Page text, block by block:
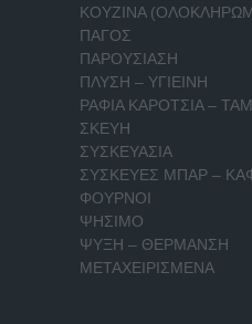
ΚΟΥΖΙΝΑ
ΠΑΓΟΣ
ΠΑΡΟΥΣΙΑΣΗ
ΠΛΥΣΗ – ΥΓΙΕΙΝΗ
ΡΑΦΙΑ ΚΑΡΟΤΣΙΑ –
ΣΚΕΥΗ
ΣΥΣΚΕΥΑΣΙΑ
ΣΥΣΚΕΥΕΣ ΜΠΑΡ –
ΦΟΥΡΝΟΙ
ΨΗΣΙΜΟ
ΨΥΞΗ – ΘΕΡΜΑΝΣΗ
ΜΕΤΑΧΕΙΡΙΣΜΕΝΑ